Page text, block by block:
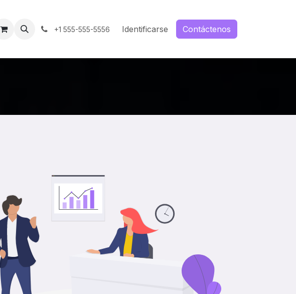
Appointment +1 555-555-5556 Identificarse Contáctenos